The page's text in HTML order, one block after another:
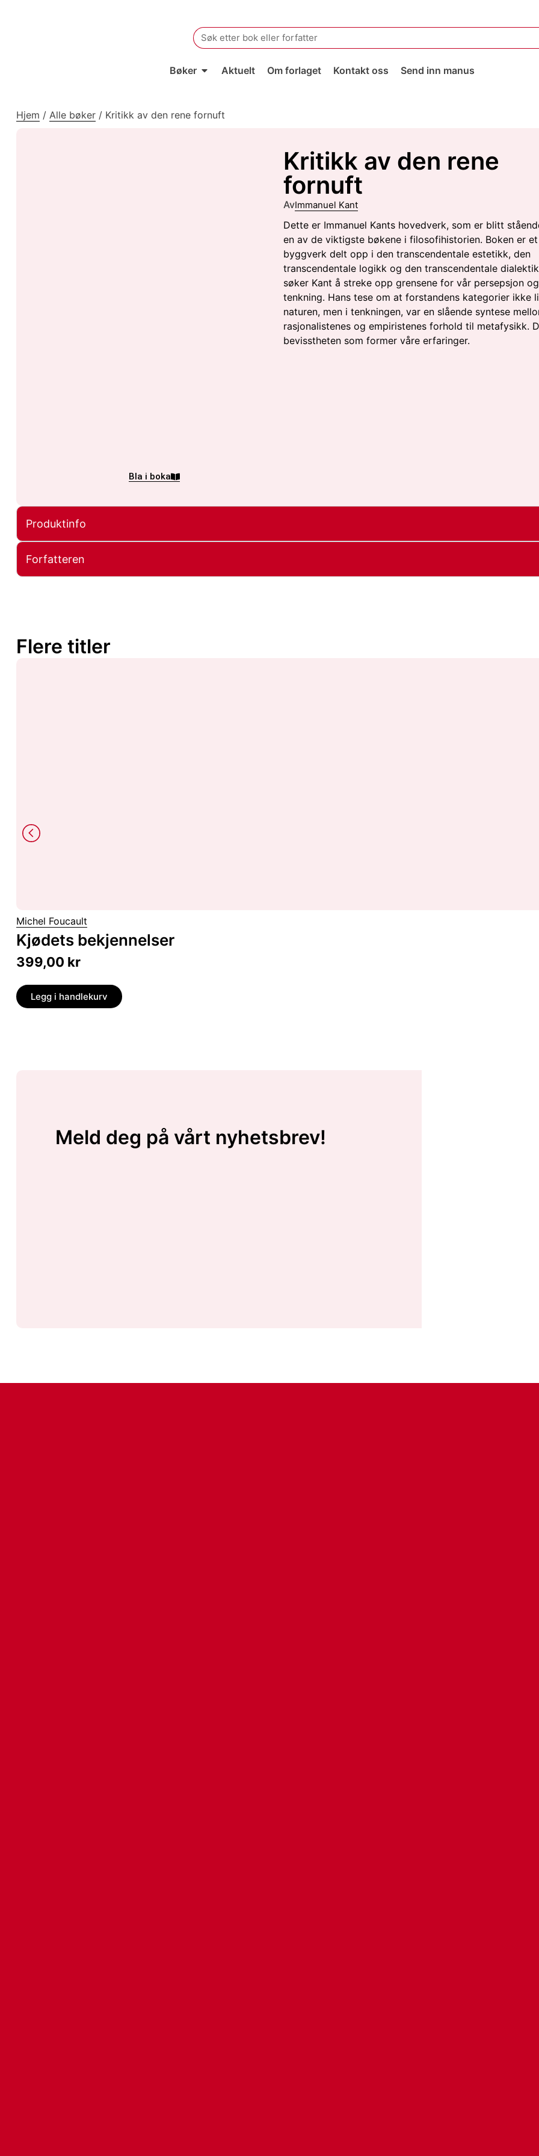
Search
for:
Bøker Aktuelt Om forlaget Kontakt oss Send inn manus
Hjem / Alle bøker / Kritikk av den rene fornuft
Bla i boka
Kritikk av den rene
fornuft
AvImmanuel Kant
Dette er Immanuel Kants hovedverk, som er blitt
en av de viktigste bøkene i filosofihistorien. Boken er et
byggverk delt opp i den transcendentale estetikk, den
transcendentale logikk og den transcendentale
søker Kant å streke opp grensene for vår persepsjon
tenkning. Hans tese om at forstandens kategorier ikke
naturen, men i tenkningen, var en slående syntese
rasjonalistenes og empiristenes forhold til metafysikk.
bevisstheten som former våre erfaringer.
Produktinfo
Forfatteren
Flere titler
Michel Foucault
Kjødets bekjennelser
399,00 kr
Legg i handlekurv
Meld deg på vårt nyhetsbrev!